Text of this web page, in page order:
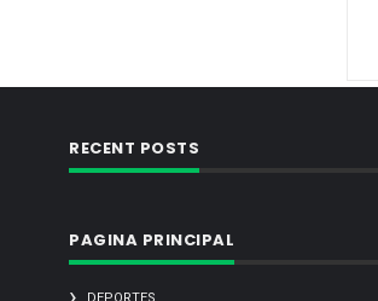
RECENT POSTS
PAGINA PRINCIPAL